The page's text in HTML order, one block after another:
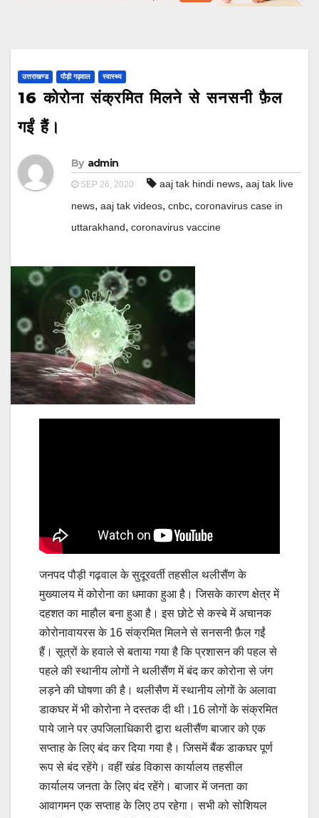
उत्तराखण्ड पौड़ी गढ़वाल स्वास्थ्य
16 कोरोना संक्रमित मिलने से सनसनी फ़ैल
गईं हैं।
By admin
SEP 26, 2020 aaj tak hindi news, aaj tak live
news, aaj tak videos, cnbc, coronavirus case in
uttarakhand, coronavirus vaccine
जनपद पौड़ी गढ़वाल के सुदूरवर्ती तहसील थलीसैंण के
मुख्यालय में कोरोना का धमाका हुआ है। जिसके कारण क्षेत्र में
दहशत का माहौल बना हुआ है। इस छोटे से कस्बे में अचानक
कोरोनावायरस के 16 संक्रमित मिलने से सनसनी फ़ैल गईं
हैं। सूत्रों के हवाले से बताया गया है कि प्रशासन की पहल से
पहले की स्थानीय लोगों ने थलीसैंण में बंद कर कोरोना से जंग
लड़ने की घोषणा की है। थलीसैण में स्थानीय लोगों के अलावा
डाकघर में भी कोरोना ने दस्तक दी थी।16 लोगों के संक्रमित
पाये जाने पर उपजिलाधिकारी द्वारा थलीसैंण बाजार को एक
सप्ताह के लिए बंद कर दिया गया है। जिसमें बैंक डाकघर पूर्ण
रूप से बंद रहेंगे। वहीं खंड विकास कार्यालय तहसील
कार्यालय जनता के लिए बंद रहेंगे। बाजार में जनता का
आवागमन एक सप्ताह के लिए ठप रहेगा। सभी को सोशियल